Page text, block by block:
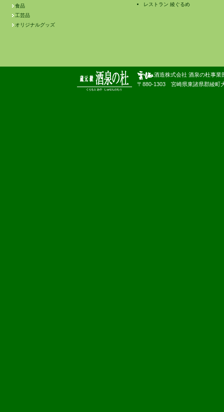
食品
工芸品
オリジナルグッズ
レストラン 綾ぐるめ
酒造株式会社 酒泉の杜事業
〒880-1303 宮崎県東諸県郡綾町